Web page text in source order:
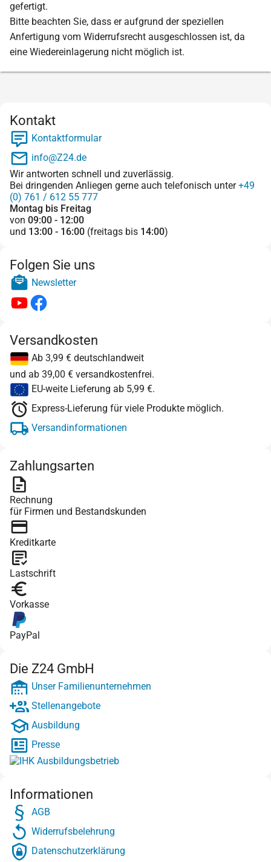
gefertigt.
Bitte beachten Sie, dass er aufgrund der speziellen
Anfertigung vom Widerrufsrecht ausgeschlossen ist, da
eine Wiedereinlagerung nicht möglich ist.
Kontakt
Kontaktformular
info@Z24.de
Wir antworten schnell und zuverlässig.
Bei dringenden Anliegen gerne auch telefonisch unter+49
(0) 761 / 612 55 777
Montag bis Freitag
von 09:00 - 12:00
und 13:00 - 16:00 (freitags bis 14:00)
Folgen Sie uns
Newsletter
Versandkosten
Ab 3,99 € deutschlandweit
und ab 39,00 € versandkostenfrei.
EU-weite Lieferung ab 5,99 €.
Express-Lieferung für viele Produkte möglich.
Versandinformationen
Zahlungsarten
Rechnung
für Firmen und Bestandskunden
Kreditkarte
Lastschrift
Vorkasse
PayPal
Die Z24 GmbH
Unser Familienunternehmen
Stellenangebote
Ausbildung
Presse
Informationen
AGB
Widerrufsbelehrung
Datenschutzerklärung